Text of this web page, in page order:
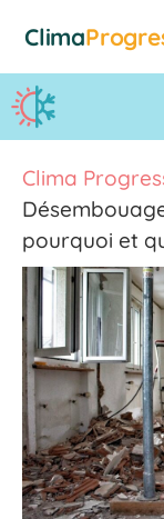
contenu
Clima
Clima
pourquoi et